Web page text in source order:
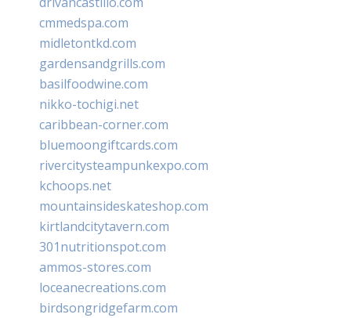
cmmedspa.com
midletontkd.com
gardensandgrills.com
basilfoodwine.com
nikko-tochigi.net
caribbean-corner.com
bluemoongiftcards.com
rivercitysteampunkexpo.com
kchoops.net
mountainsideskateshop.com
kirtlandcitytavern.com
301nutritionspot.com
ammos-stores.com
loceanecreations.com
birdsongridgefarm.com